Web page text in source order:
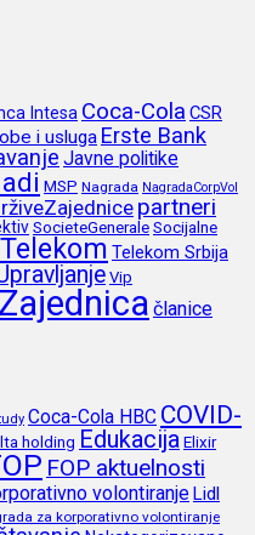
Intesa Coca-Cola CSR
i usluga Erste Bank
Javne politike
MSP Nagrada NagradaCorpVol
partneri
SocieteGeneraleSocijalne
Telekom Telekom Srbija
Vip
Zajednica članice
Coca-Cola HBC COVID-
holding Edukacija Elixir
FOP aktuelnosti
volontiranjeLidl
za korporativno volontiranje